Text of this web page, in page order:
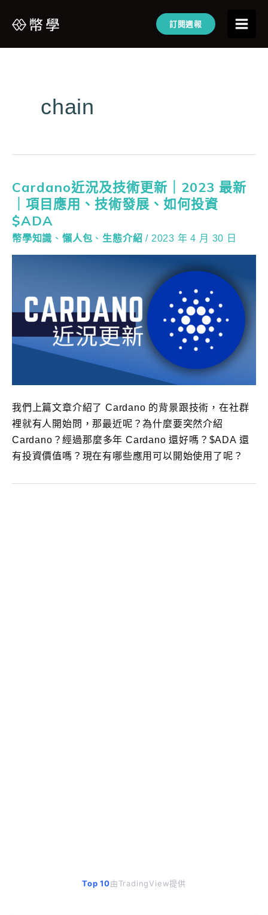
訂閱週報
chain
Cardano近況及技術更新｜2023 最新
｜項目應用、技術發展、如何投資
$ADA
幣學知識 、懶人包 、 生態介紹 / 2023 年 4 月 30 日
我們上篇文章介紹了 Cardano 的背景跟技術，在社群
裡就有人開始問，那最近呢？為什麼要突然介紹
Cardano？經過那麼多年 Cardano 還好嗎？$ADA 還
有投資價值嗎？現在有哪些應用可以開始使用了呢？
Top 10由TradingView提供